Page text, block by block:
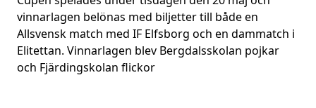
vinnarlagen belönas med biljetter till både en
Allsvensk match med IF Elfsborg och en dammatch i
Elitettan. Vinnarlagen blev Bergdalsskolan pojkar
och Fjärdingskolan flickor